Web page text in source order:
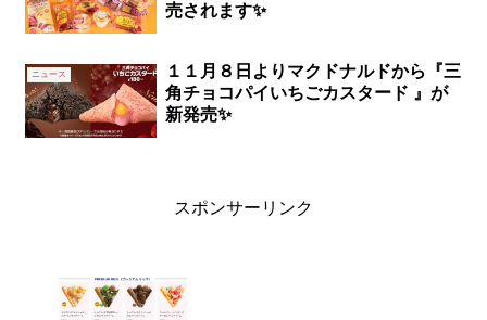
売されます✨
ニュース
１１月８日よりマクドナルドから『三
角チョコパイいちごカスタード 』が
新発売✨
スポンサーリンク